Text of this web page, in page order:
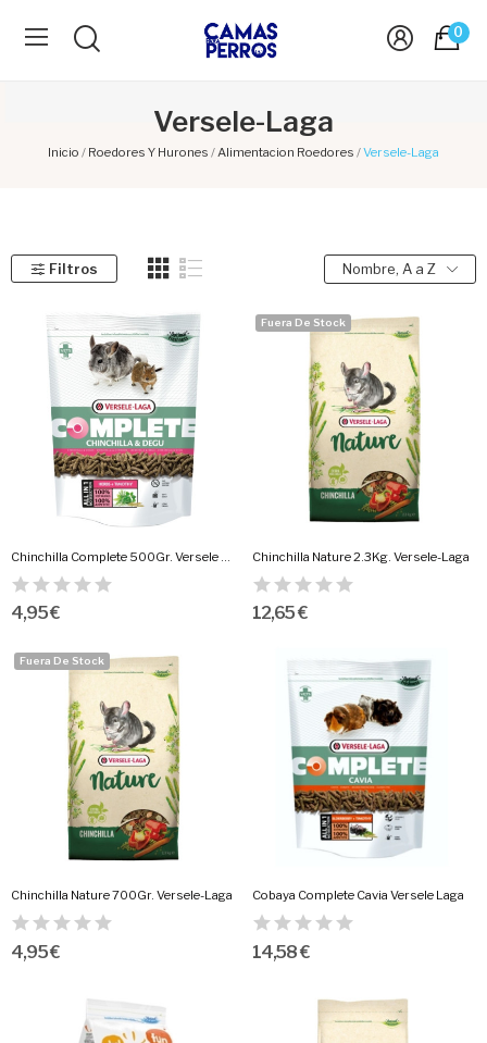
0
Versele-Laga
Inicio Roedores Y Hurones Alimentacion Roedores Versele-Laga
Filtros Nombre, A a Z
Chinchilla Complete 500Gr. Versele Laga
4,95 €
Fuera De Stock
Chinchilla Nature 2.3Kg. Versele-Laga
12,65 €
Fuera De Stock
Chinchilla Nature 700Gr. Versele-Laga
4,95 €
Cobaya Complete Cavia Versele Laga
14,58 €